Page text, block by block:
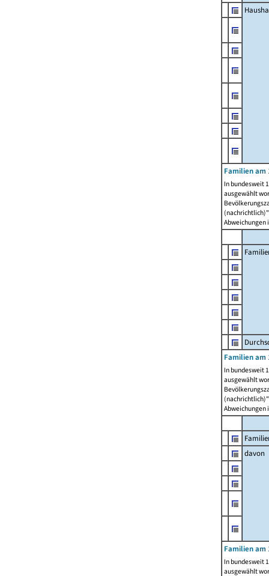
Familien am
In bundesweit
ausgewählt
Abweichungen
Familien am
In bundesweit
ausgewählt
Abweichungen
davon
Familien am
In bundesweit
ausgewählt